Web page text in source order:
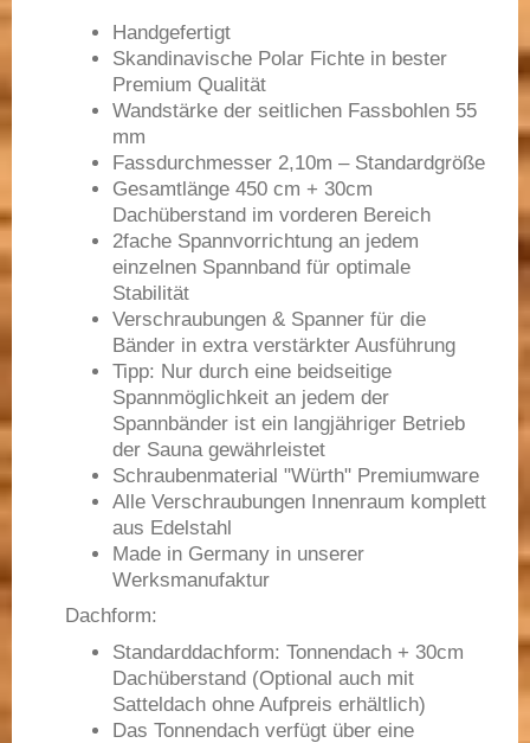
Handgefertigt
Skandinavische Polar Fichte in bester
Premium Qualität
Wandstärke der seitlichen Fassbohlen 55
mm
Fassdurchmesser 2,10m – Standardgröße
Gesamtlänge 450 cm + 30cm
Dachüberstand im vorderen Bereich
2fache Spannvorrichtung an jedem
einzelnen Spannband für optimale
Stabilität
Verschraubungen & Spanner für die
Bänder in extra verstärkter Ausführung
Tipp: Nur durch eine beidseitige
Spannmöglichkeit an jedem der
Spannbänder ist ein langjähriger Betrieb
der Sauna gewährleistet
Schraubenmaterial "Würth" Premiumware
Alle Verschraubungen Innenraum komplett
aus Edelstahl
Made in Germany in unserer
Werksmanufaktur
Dachform:
Standarddachform: Tonnendach + 30cm
Dachüberstand (Optional auch mit
Satteldach ohne Aufpreis erhältlich)
Das Tonnendach verfügt über eine